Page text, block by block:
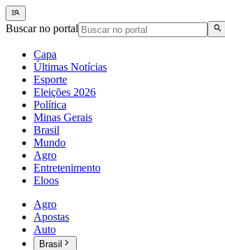
Buscar no portal
Capa
Últimas Notícias
Esporte
Eleições 2026
Política
Minas Gerais
Brasil
Mundo
Agro
Entretenimento
Eloos
Agro
Apostas
Auto
Brasil